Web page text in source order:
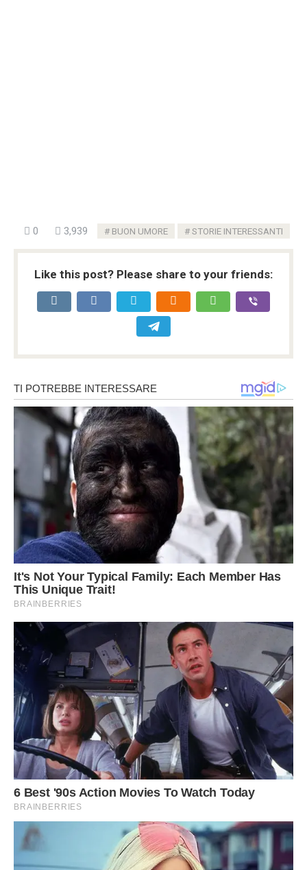
0 3,939 BUON UMORE STORIE INTERESSANTI
Like this post? Please share to your friends: